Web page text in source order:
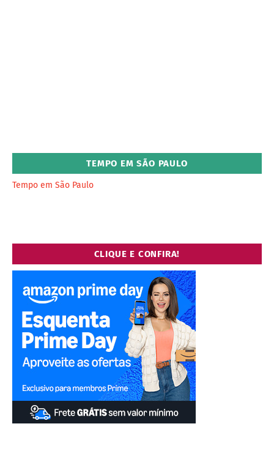
TEMPO EM SÃO PAULO
Tempo em São Paulo
CLIQUE E CONFIRA!